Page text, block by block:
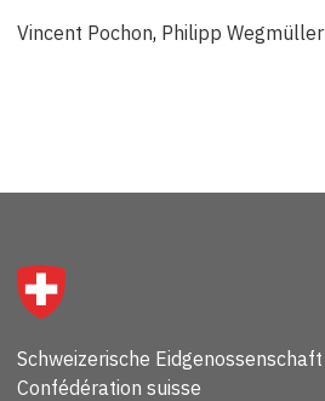
Vincent Pochon, Philipp Wegmüller
Schweizerische Eidgenossenschaft
Confédération suisse